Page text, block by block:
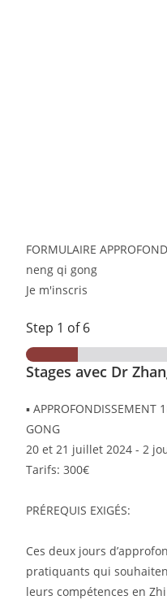
FORMULAIRE
neng qi gong
Je m'inscris
Step 1 of 6
Stages avec Dr
▪️ APPROFONDISSEMENT
GONG
20 et 21 juillet 2024 - 2
Tarifs: 300€
PRÉREQUIS EXIGÉS:
Ces deux jours
pratiquants qui
leurs compétences en